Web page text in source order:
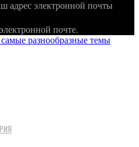
адрес электронной почты
почте.
разнообразные темы